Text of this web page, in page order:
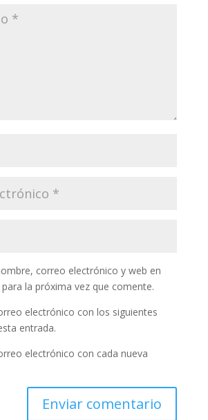
correo electrónico y web en
la próxima vez que comente.
electrónico con los siguientes
entrada.
electrónico con cada nueva